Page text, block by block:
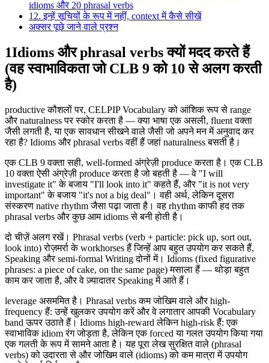
idioms और 20 phrasal verbs
12. इन्हें सूचियों के रूप में नहीं, context में कैसे सीखें
अक्सर पूछे जाने वाले प्रश्न
1Idioms और phrasal verbs क्यों मदद करते हैं
(वह स्वाभाविकता जो CLB 9 को 10 से अलग करती
है)
productive कौशलों पर, CELPIP Vocabulary को आंशिक रूप से range
और naturalness पर स्कोर करता है — क्या भाषा एक असली, fluent वक्ता
जैसी लगती है, या एक सावधान सीखने वाले जैसी जो अपने मन में अनुवाद कर
रहा है? Idioms और phrasal verbs वहीं हैं जहां naturalness बसती है।
एक CLB 9 वक्ता सही, well-formed अंग्रेज़ी produce करता है। एक CLB
10 वक्ता ऐसी अंग्रेज़ी produce करता है जो बहती है — वे "I will
investigate it" के बजाय "I'll look into it" कहते हैं, और "it is not very
important" के बजाय "it's not a big deal"। वही अर्थ, लेकिन दूसरा
संस्करण native rhythm जैसा पढ़ा जाता है। वह rhythm काफी हद तक
phrasal verbs और कुछ आम idioms से बनी होती है।
दो चीज़ें अलग रखें। Phrasal verbs (verb + particle: pick up, sort out,
look into) रोज़मर्रा के workhorses हैं जिन्हें आप बहुत उपयोग कर सकते हैं,
Speaking और semi-formal Writing दोनों में। Idioms (fixed figurative
phrases: a piece of cake, on the same page) मसाला हैं — थोड़ा बहुत
काम कर जाता है, और वे ज़्यादातर Speaking में आते हैं।
leverage असममित है। Phrasal verbs कम जोखिम वाले और high-
frequency हैं: उन्हें खुलकर उपयोग करें और वे लगातार आपकी Vocabulary
band ऊपर उठाते हैं। Idioms high-reward लेकिन high-risk हैं: एक
स्वाभाविक idiom रंग जोड़ता है, लेकिन एक forced या गलत उपयोग किया गया
एक गलती के रूप में सामने आता है। यह पूरा लेख सुरक्षित वाले (phrasal
verbs) को उदारता से और जोखिम वाले (idioms) को कम मात्रा में उपयोग